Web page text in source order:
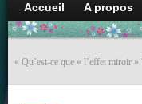
Accueil A propos
« Qu’est-ce que « l’effet miroir »